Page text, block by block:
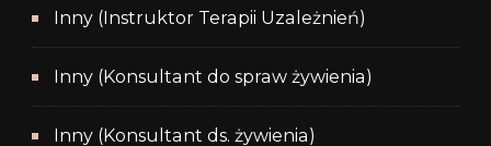
Inny (Instruktor Terapii Uzależnień)
Inny (Konsultant do spraw żywienia)
Inny (Konsultant ds. żywienia)